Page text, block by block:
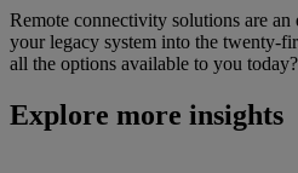
Remote connectivity solutions are
your legacy system into the twenty-
all the options available to you today?
Explore more insights